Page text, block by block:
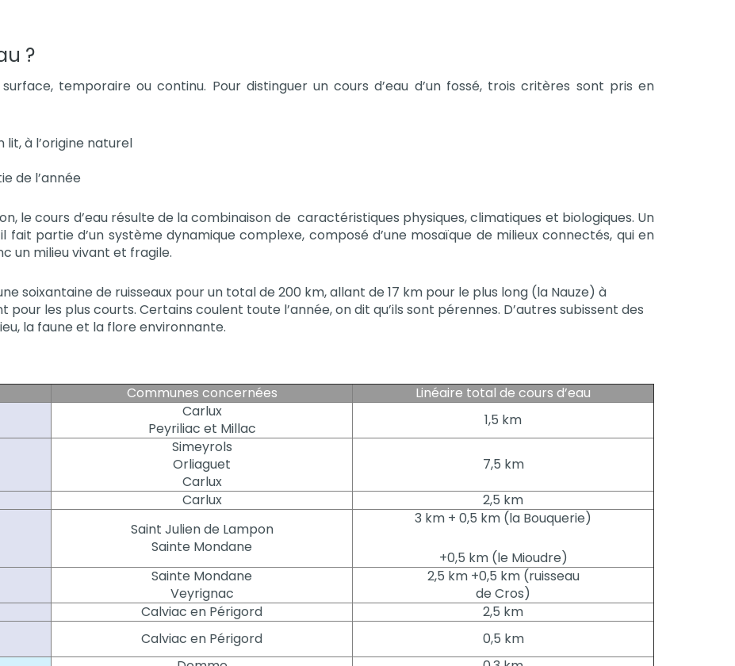
?
temporaire ou continu. Pour distinguer un cours d’eau d’un fossé, trois critères sont pris en
à l’origine naturel
de l’année
le cours d’eau résulte de la combinaison de caractéristiques physiques, climatiques et biologiques. Un
fait partie d’un système dynamique complexe, composé d’une mosaïque de milieux connectés, qui en
un milieu vivant et fragile.
soixantaine de ruisseaux pour un total de 200 km, allant de 17 km pour le plus long (la Nauze) à
les plus courts. Certains coulent toute l’année, on dit qu’ils sont pérennes. D’autres subissent des
la faune et la flore environnante.
Communes concernées
Linéaire total de cours d’eau
Carlux
Peyriliac et Millac
1,5 km
Simeyrols
Orliaguet
Carlux
7,5 km
Carlux
2,5 km
Saint Julien de Lampon
Sainte Mondane
3 km + 0,5 km (la Bouquerie)
+0,5 km (le Mioudre)
Sainte Mondane
Veyrignac
2,5 km +0,5 km (ruisseau
de Cros)
Calviac en Périgord
2,5 km
Calviac en Périgord
0,5 km